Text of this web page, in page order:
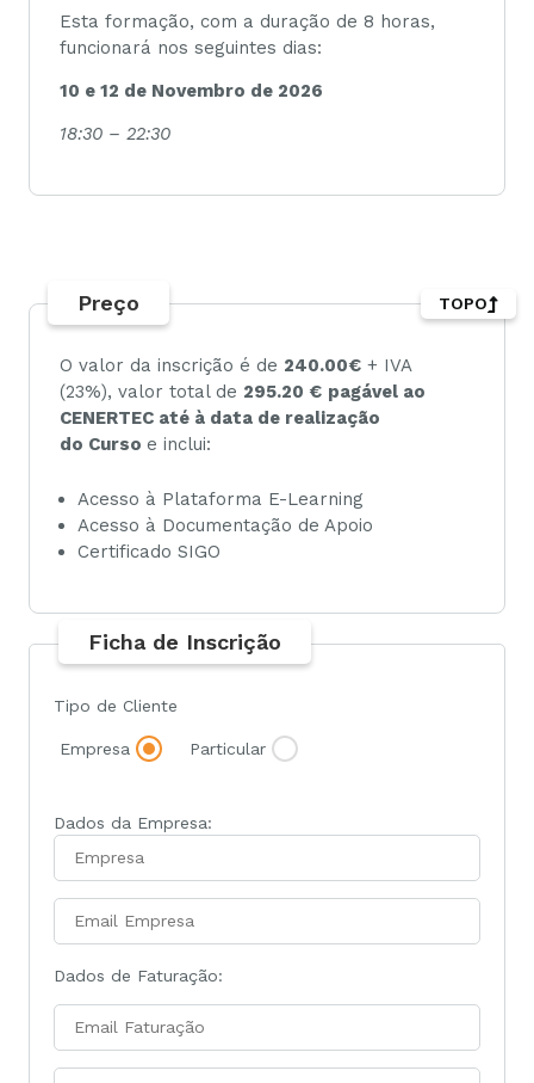
Esta formação, com a duração de 8 horas,
funcionará nos seguintes dias:
10 e 12 de Novembro de 2026
18:30 – 22:30
Preço
O valor da inscrição é de 240.00€ + IVA
(23%), valor total de 295.20 € pagável ao
CENERTEC até à data de realização
do Curso e inclui:
Acesso à Plataforma E-Learning
Acesso à Documentação de Apoio
Certificado SIGO
TOPO
Ficha de Inscrição
Tipo de Cliente
Empresa Particular
Dados da Empresa:
Dados de Faturação: